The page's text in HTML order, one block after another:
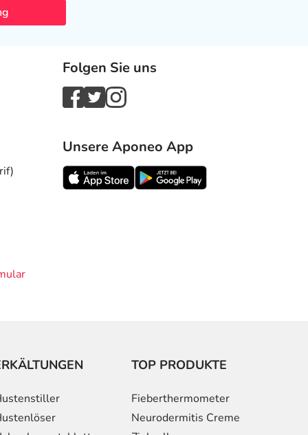
Folgen Sie uns
Unsere Aponeo App
TOP PRODUKTE
Fieberthermometer
Neurodermitis Creme